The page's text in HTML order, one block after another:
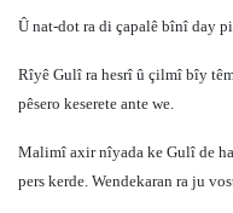
Û nat-dot ra di çapalê bînî day
Rîyê Gulî ra hesrî û çilmî bîy
pêsero keserete ante we.
Malimî axir nîyada ke Gulî de
pers kerde. Wendekaran ra ju